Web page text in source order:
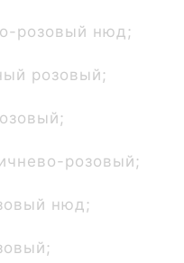
розовый нюд;
розовый;
розовый;
нюд;